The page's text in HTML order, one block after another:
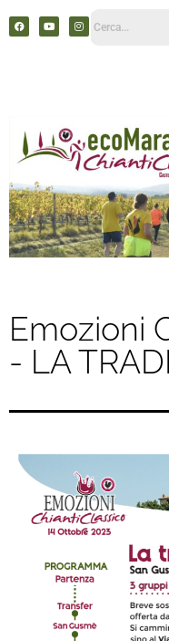
Emozioni
- LA